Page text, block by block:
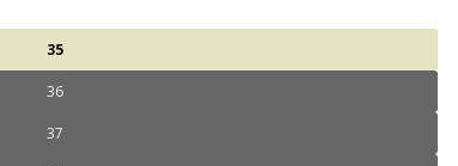
35
36
37